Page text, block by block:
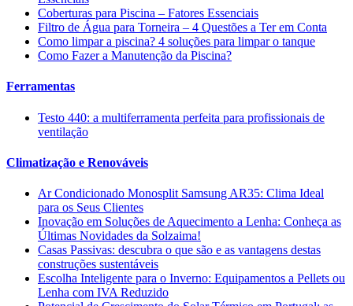
Coberturas para Piscina – Fatores Essenciais
Filtro de Água para Torneira – 4 Questões a Ter em Conta
Como limpar a piscina? 4 soluções para limpar o tanque
Como Fazer a Manutenção da Piscina?
Ferramentas
Testo 440: a multiferramenta perfeita para profissionais de
ventilação
Climatização e Renováveis
Ar Condicionado Monosplit Samsung AR35: Clima Ideal
para os Seus Clientes
Inovação em Soluções de Aquecimento a Lenha: Conheça as
Últimas Novidades da Solzaima!
Casas Passivas: descubra o que são e as vantagens destas
construções sustentáveis
Escolha Inteligente para o Inverno: Equipamentos a Pellets ou
Lenha com IVA Reduzido